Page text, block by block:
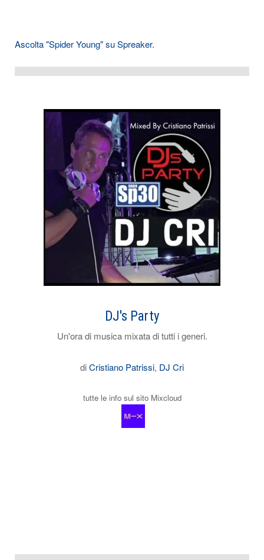
Ascolta "Spider Young" su Spreaker.
DJ's Party
Un'ora di musica mixata di tutti i generi.
diCristiano Patrissi, DJ Cri
tutte le info sul sito Mixcloud